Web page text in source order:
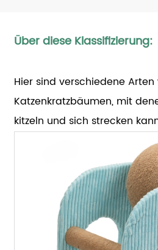
Über diese Klassifizierung:
Hier sind verschiedene Arten
Katzenkratzbäumen, mit
kitzeln und sich strecken